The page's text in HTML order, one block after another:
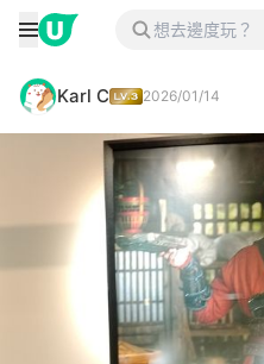
Karl C 2026/01/14